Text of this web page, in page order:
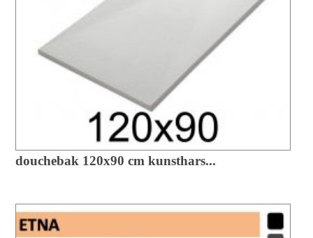
douchebak 120x90 cm kunsthars...